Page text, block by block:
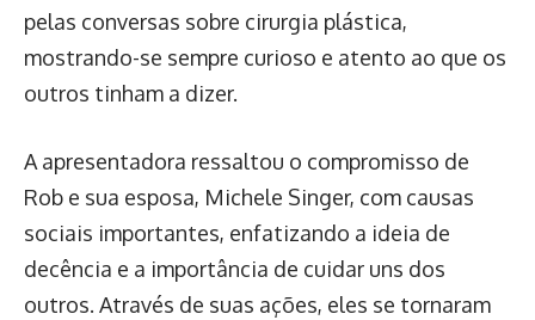
pelas conversas sobre cirurgia plástica,
mostrando-se sempre curioso e atento ao que os
outros tinham a dizer.
A apresentadora ressaltou o compromisso de
Rob e sua esposa, Michele Singer, com causas
sociais importantes, enfatizando a ideia de
decência e a importância de cuidar uns dos
outros. Através de suas ações, eles se tornaram